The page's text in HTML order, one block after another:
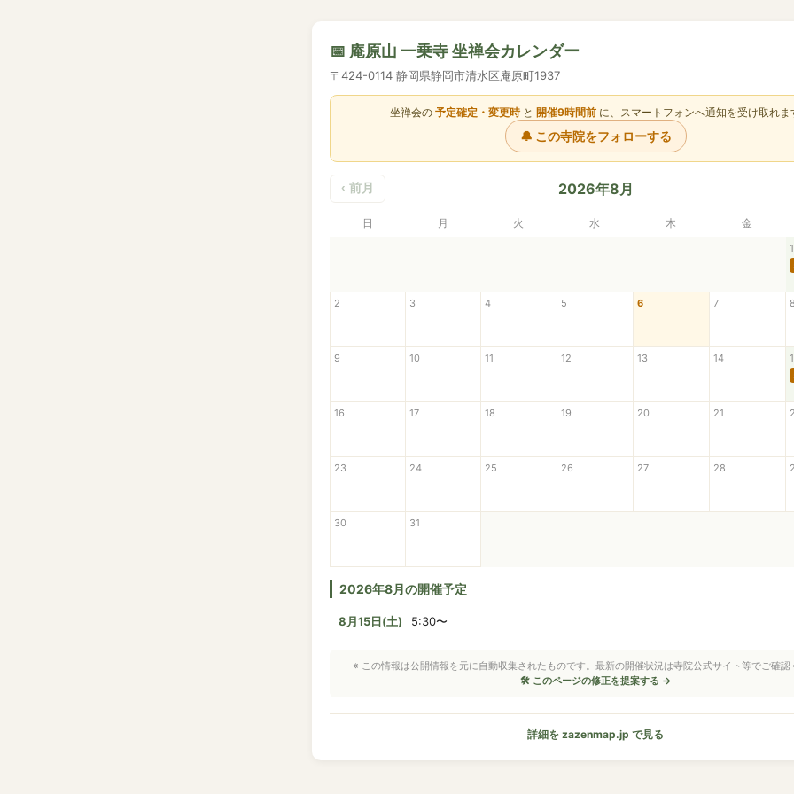
📅 庵原山 一乗寺 坐禅会カレンダー
〒424-0114 静岡県静岡市清水区庵原町1937
坐禅会の 予定確定・変更時と 開催9時間前 に、スマートフォンへ通知を受け取れま
🔔 この寺院をフォローする
‹ 前月 2026年8月
日 月 火 水 木 金
1
2 3 4 5 6 7 8
9 10 11 12 13 14
16 17 18 19 20 21
23 24 25 26 27 28
30 31
2026年8月の開催予定
8月15日(土) 5:30〜
※ この情報は公開情報を元に自動収集されたものです。最新の開催状況は寺院公式サイト等でご確認
🛠 このページの修正を提案する →
詳細を zazenmap.jp で見る